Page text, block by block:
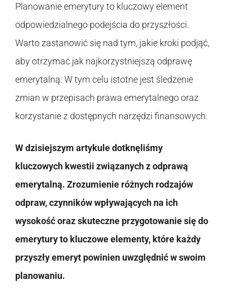
Planowanie emerytury to kluczowy element
odpowiedzialnego podejścia do przyszłości.
Warto zastanowić się nad tym, jakie kroki podjąć,
aby otrzymać jak najkorzystniejszą odprawę
emerytalną. W tym celu istotne jest śledzenie
zmian w przepisach prawa emerytalnego oraz
korzystanie z dostępnych narzędzi finansowych.
W dzisiejszym artykule dotknęliśmy
kluczowych kwestii związanych z odprawą
emerytalną. Zrozumienie różnych rodzajów
odpraw, czynników wpływających na ich
wysokość oraz skuteczne przygotowanie się do
emerytury to kluczowe elementy, które każdy
przyszły emeryt powinien uwzględnić w swoim
planowaniu.